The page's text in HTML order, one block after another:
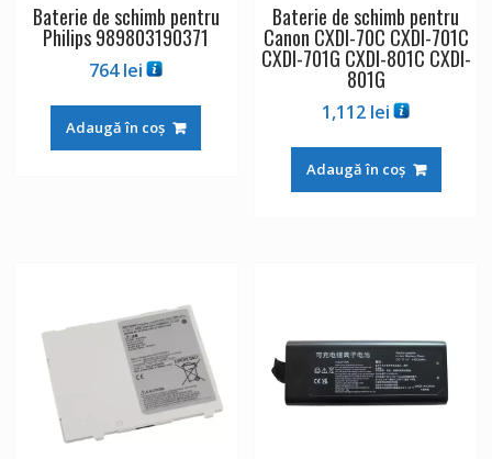
Baterie de schimb pentru
Philips 989803190371
764lei
Adaugă în coș
Baterie de schimb pentru
Canon CXDI-70C CXDI-701C
CXDI-701G CXDI-801C CXDI-
801G
1,112 lei
Adaugă în coș